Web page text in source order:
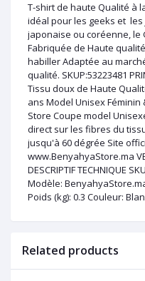
T-shirt de haute Qualité à
idéal pour les geeks et
japonaise ou coréenne, le
Fabriquée de Haute
habiller Adaptée au
qualité. SKUP:53223481
Tissu doux de Haute
ans Model Unisex
Store Coupe model
direct sur les fibres du
jusqu'à 60 dégrée Site
www.BenyahyaStore.ma
DESCRIPTIF TECHNIQUE
Modèle:
Poids (kg): 0.3 Couleur:
Related products